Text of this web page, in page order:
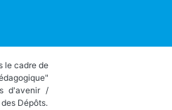
le cadre de
d'avenir /
Dépôts.